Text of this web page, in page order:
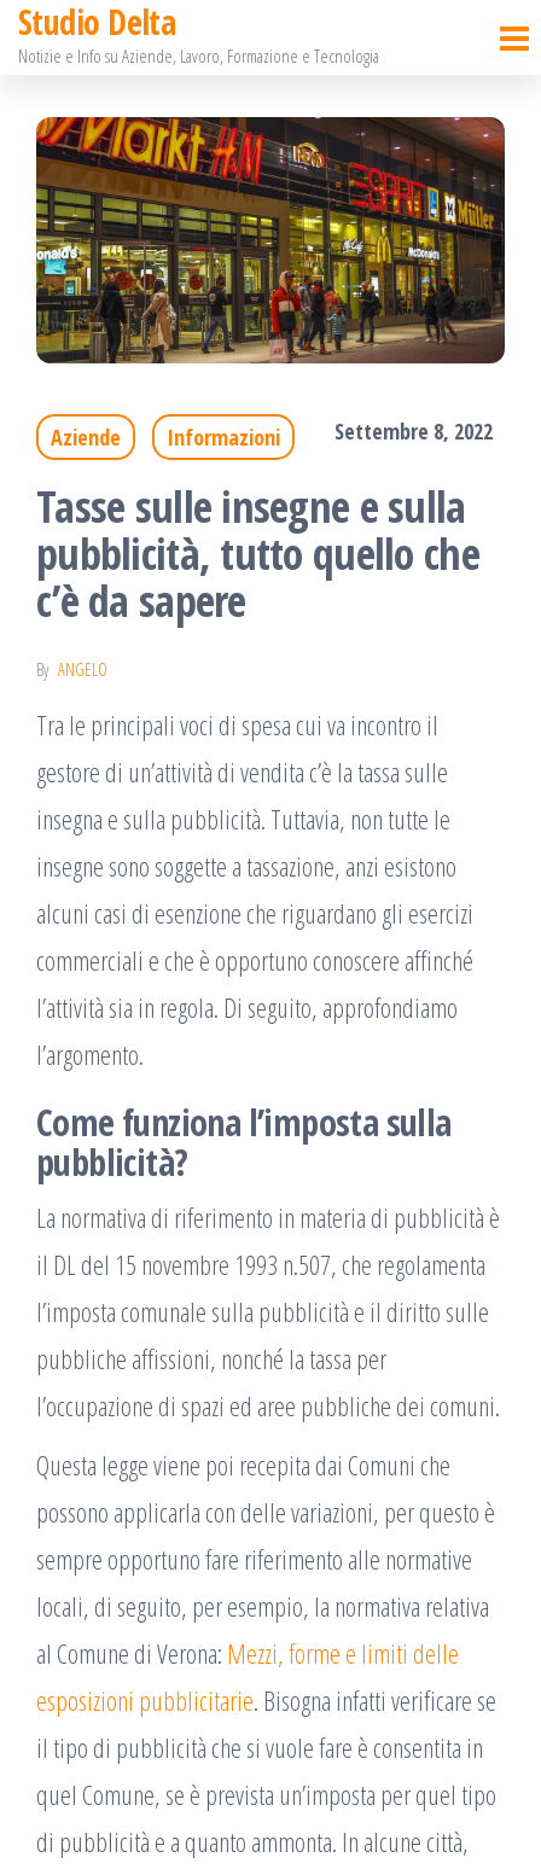
Salta
contenuto
Studio Delta
Notizie e Info su Aziende, Lavoro, Formazione e Tecnologia
Aziende Informazioni Settembre 8, 2022
Tasse sulle insegne e sulla
pubblicità, tutto quello che
c’è da sapere
By ANGELO
Tra le principali voci di spesa cui va incontro il
gestore di un’attività di vendita c’è la tassa sulle
insegna e sulla pubblicità. Tuttavia, non tutte le
insegne sono soggette a tassazione, anzi esistono
alcuni casi di esenzione che riguardano gli esercizi
commerciali e che è opportuno conoscere affinché
l’attività sia in regola. Di seguito, approfondiamo
l’argomento.
Come funziona l’imposta sulla
pubblicità?
La normativa di riferimento in materia di pubblicità è
il DL del 15 novembre 1993 n.507, che regolamenta
l’imposta comunale sulla pubblicità e il diritto sulle
pubbliche affissioni, nonché la tassa per
l’occupazione di spazi ed aree pubbliche dei comuni.
Questa legge viene poi recepita dai Comuni che
possono applicarla con delle variazioni, per questo è
sempre opportuno fare riferimento alle normative
locali, di seguito, per esempio, la normativa relativa
al Comune di Verona: Mezzi, forme e limiti delle
esposizioni pubblicitarie. Bisogna infatti verificare se
il tipo di pubblicità che si vuole fare è consentita in
quel Comune, se è prevista un’imposta per quel tipo
di pubblicità e a quanto ammonta. In alcune città,